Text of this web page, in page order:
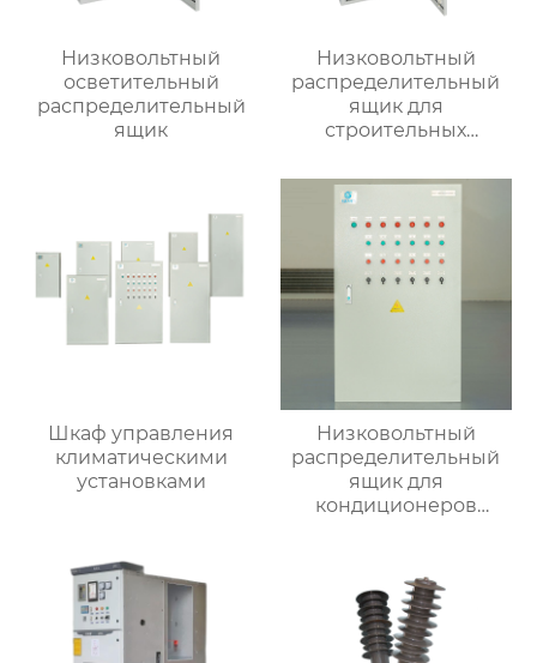
Низковольтный
осветительный
распределительный
ящик
Низковольтный
распределительный
ящик для
строительных
Шкаф управления
климатическими
установками
Низковольтный
распределительный
ящик для
кондиционеров